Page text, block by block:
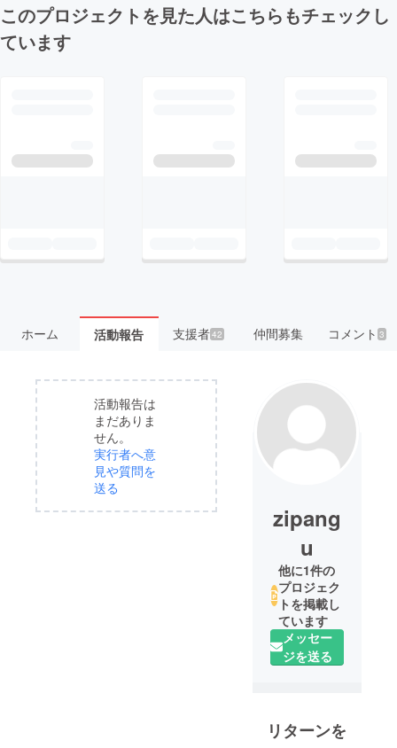
このプロジェクトを見た人はこちらもチェックし
ています
ホーム 活動報告 支援者42 仲間募集 コメント3
活動報告は
まだありま
せん。
実行者へ意
見や質問を
送る
zipang
u
他に1件の
プロジェク
トを掲載し
ています
メッセー
ジを送る
リターンを